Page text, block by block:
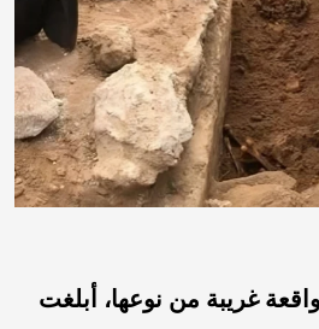
غريبة من نوعها، أبلغت